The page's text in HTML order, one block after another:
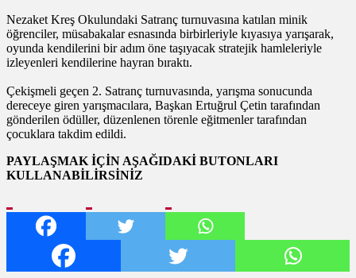
Nezaket Kreş Okulundaki Satranç turnuvasına katılan minik
öğrenciler, müsabakalar esnasında birbirleriyle kıyasıya yarışarak,
oyunda kendilerini bir adım öne taşıyacak stratejik hamleleriyle
izleyenleri kendilerine hayran bıraktı.
Çekişmeli geçen 2. Satranç turnuvasında, yarışma sonucunda
dereceye giren yarışmacılara, Başkan Ertuğrul Çetin tarafından
gönderilen ödüller, düzenlenen törenle eğitmenler tarafından
çocuklara takdim edildi.
PAYLAŞMAK İÇİN AŞAĞIDAKİ BUTONLARI
KULLANABİLİRSİNİZ